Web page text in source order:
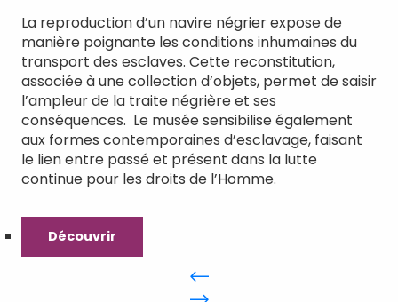
La reproduction d’un navire négrier expose de
manière poignante les conditions inhumaines du
transport des esclaves. Cette reconstitution,
associée à une collection d’objets, permet de saisir
l’ampleur de la traite négrière et ses
conséquences. Le musée sensibilise également
aux formes contemporaines d’esclavage, faisant
le lien entre passé et présent dans la lutte
continue pour les droits de l’Homme.
Découvrir